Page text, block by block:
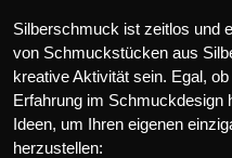
Silberschmuck ist zeitlos und
von Schmuckstücken aus
kreative Aktivität sein. Egal,
Erfahrung im Schmuckdesign
Ideen, um Ihren eigenen
herzustellen: